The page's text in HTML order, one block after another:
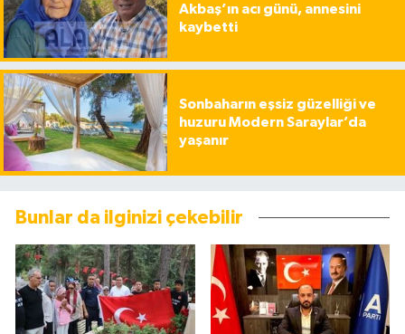
Akbaş’ın acı günü, annesini
kaybetti
Sonbaharın eşsiz güzelliği ve
huzuru Modern Saraylar’da
yaşanır
Bunlar da ilginizi çekebilir